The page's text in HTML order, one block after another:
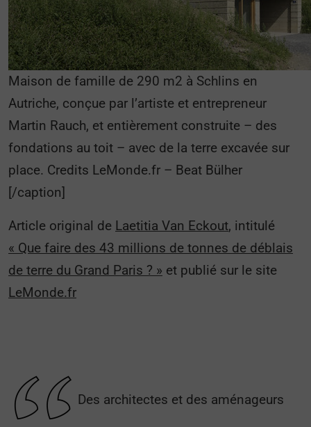
Maison de famille de 290 m2 à Schlins en
Autriche, conçue par l’artiste et entrepreneur
Martin Rauch, et entièrement construite – des
fondations au toit – avec de la terre excavée sur
place. Credits LeMonde.fr – Beat Bülher
[/caption]
Article original de Laetitia Van Eckout, intitulé
« Que faire des 43 millions de tonnes de déblais
de terre du Grand Paris ? » et publié sur le site
LeMonde.fr
Des architectes et des aménageurs